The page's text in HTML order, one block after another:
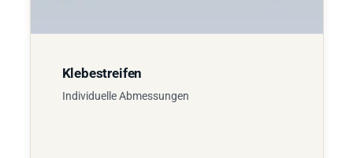
Klebestreifen
Individuelle Abmessungen